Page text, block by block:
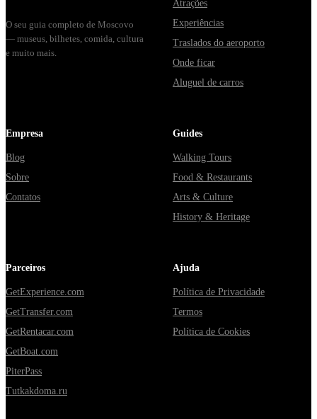
O seu guia completo de Moscovo
— museus, bilhetes, comida, cultura
e muito mais.
Atrações
Experiências
Traslados do aeroporto
Onde ficar
Aluguel de carros
Empresa
Blog
Sobre
Contatos
Guides
Walking Tours
Food & Restaurants
Arts & Culture
History & Heritage
Parceiros
GetExperience.com
GetTransfer.com
GetRentacar.com
GetBoat.com
PiterPass
Tutkakdoma.ru
Ajuda
Política de Privacidade
Termos
Política de Cookies